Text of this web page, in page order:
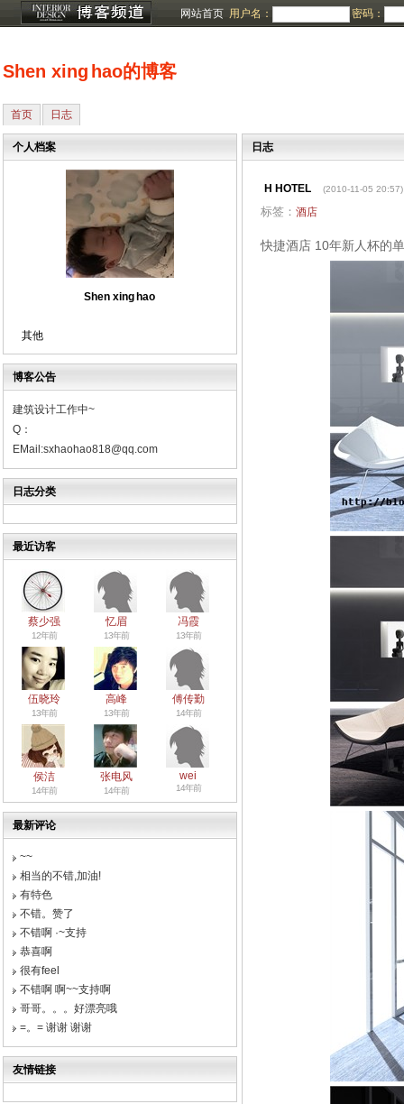
网站首页 用户名： 密码：
Shen xing hao的博客
首页 日志
个人档案
Shen xing hao
其他
博客公告
建筑设计工作中~
Q：
EMail:sxhaohao818@qq.com
日志分类
最近访客
蔡少强
12年前
忆眉
13年前
冯霞
13年前
伍晓玲
13年前
高峰
13年前
傅传勤
14年前
侯洁
14年前
张电风
14年前
wei
14年前
最新评论
~~
相当的不错,加油!
有特色
不错。赞了
不错啊 ·~支持
恭喜啊
很有feel
不错啊 啊~~支持啊
哥哥。。。好漂亮哦
=。= 谢谢 谢谢
友情链接
日志
H HOTEL (2010-11-05 20:57)
标签： 酒店
快捷酒店 10年新人杯的